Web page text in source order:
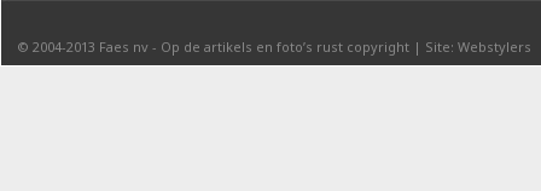
© 2004-2013 Faes nv - Op de artikels en foto’s rust copyright | Site: Webstylers